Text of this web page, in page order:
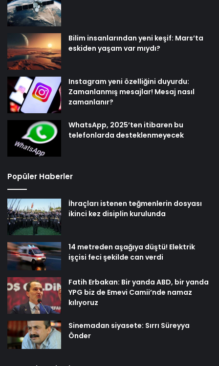
Bilim insanlarından yeni keşif: Mars’ta
eskiden yaşam var mıydı?
Instagram yeni özelliğini duyurdu:
Zamanlanmış mesajlar! Mesaj nasıl
zamanlanır?
WhatsApp, 2025’ten itibaren bu
telefonlarda desteklenmeyecek
Popüler Haberler
İhraçları istenen teğmenlerin dosyası
ikinci kez disiplin kurulunda
14 metreden aşağıya düştü! Elektrik
işçisi feci şekilde can verdi
Fatih Erbakan: Bir yanda ABD, bir yanda
YPG biz de Emevi Camii’nde namaz
kılıyoruz
Sinemadan siyasete: Sırrı Süreyya
Önder